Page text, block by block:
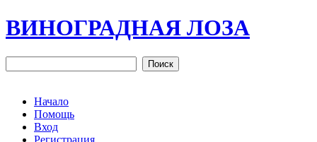
ВИНОГРАДНАЯ ЛОЗА
Начало
Помощь
Вход
Регистрация